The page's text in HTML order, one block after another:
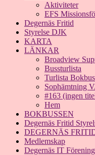
Aktiviteter
EFS
Degernäs Fritid
Styrelse DJK
KARTA
LÄNKAR
Broadview
Bussturlista
Turlista
Sophämtning
#163 (ingen
Hem
BOKBUSSEN
Degernäs Fritid
DEGERNÄS
Medlemskap
Degernäs IT Förening